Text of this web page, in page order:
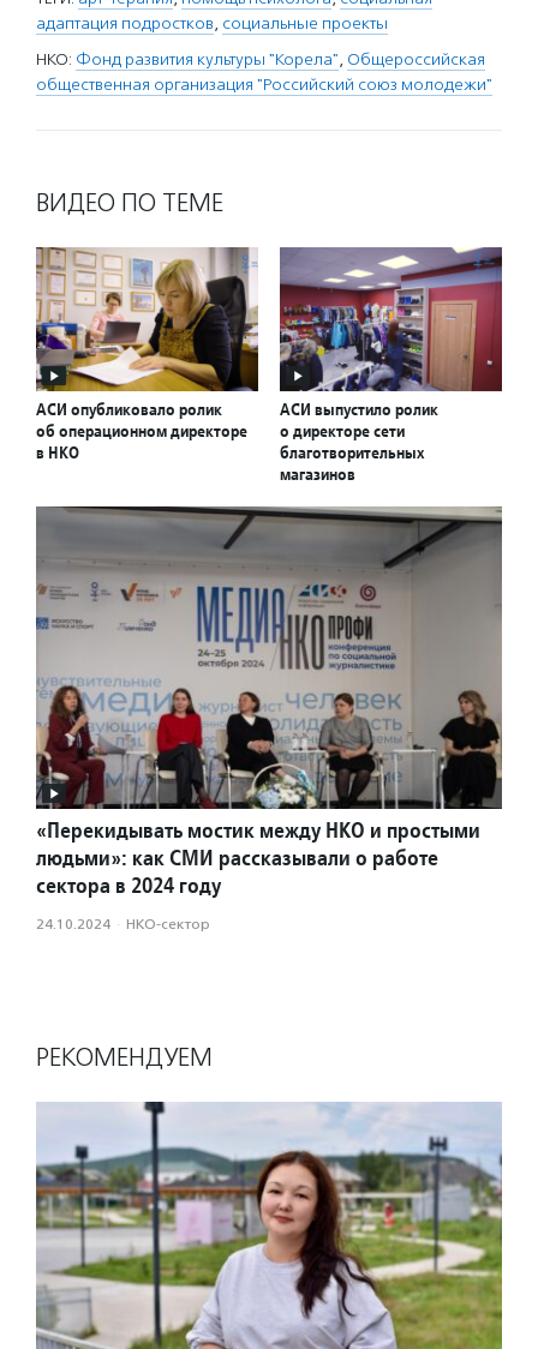
адаптация подростков, социальные проекты
НКО: Фонд развития культуры "Корела", Общероссийская
общественная организация "Российский союз молодежи"
ВИДЕО ПО ТЕМЕ
АСИ опубликовало ролик
об операционном директоре
в НКО
АСИ выпустило ролик
о директоре сети
благотворительных
магазинов
«Перекидывать мостик между НКО и простыми
людьми»: как СМИ рассказывали о работе
сектора в 2024 году
24.10.2024 · НКО-сектор
РЕКОМЕНДУЕМ